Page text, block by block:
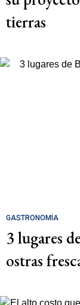
tierras
GASTRONOMÍA
3 lugares
ostras